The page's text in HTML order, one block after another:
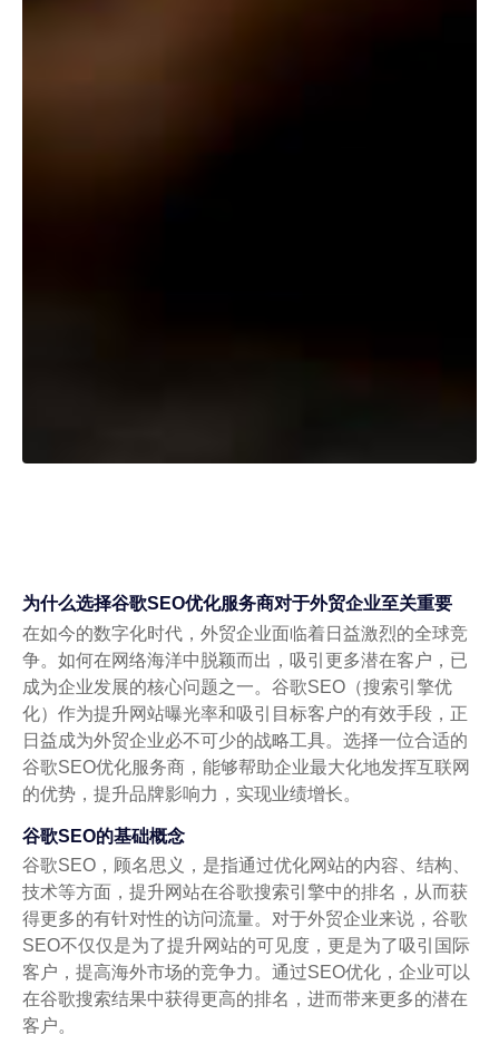
为什么选择谷歌SEO优化服务商对于外贸企业至关重要
在如今的数字化时代，外贸企业面临着日益激烈的全球竞
争。如何在网络海洋中脱颖而出，吸引更多潜在客户，已
成为企业发展的核心问题之一。谷歌SEO（搜索引擎优
化）作为提升网站曝光率和吸引目标客户的有效手段，正
日益成为外贸企业必不可少的战略工具。选择一位合适的
谷歌SEO优化服务商，能够帮助企业最大化地发挥互联网
的优势，提升品牌影响力，实现业绩增长。
谷歌SEO的基础概念
谷歌SEO，顾名思义，是指通过优化网站的内容、结构、
技术等方面，提升网站在谷歌搜索引擎中的排名，从而获
得更多的有针对性的访问流量。对于外贸企业来说，谷歌
SEO不仅仅是为了提升网站的可见度，更是为了吸引国际
客户，提高海外市场的竞争力。通过SEO优化，企业可以
在谷歌搜索结果中获得更高的排名，进而带来更多的潜在
客户。